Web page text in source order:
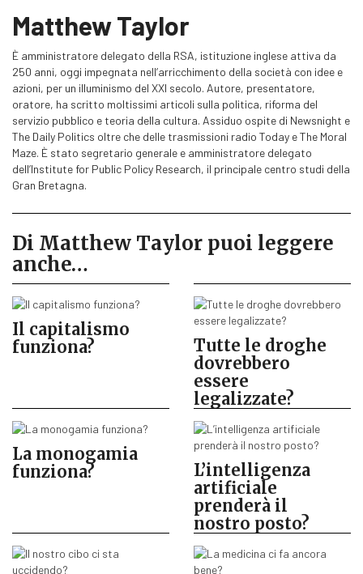
Matthew Taylor
È amministratore delegato della RSA, istituzione inglese attiva da
250 anni, oggi impegnata nell’arricchimento della società con idee e
azioni, per un illuminismo del XXI secolo. Autore, presentatore,
oratore, ha scritto moltissimi articoli sulla politica, riforma del
servizio pubblico e teoria della cultura. Assiduo ospite di Newsnight e
The Daily Politics oltre che delle trasmissioni radio Today e The Moral
Maze. È stato segretario generale e amministratore delegato
dell’Institute for Public Policy Research, il principale centro studi della
Gran Bretagna.
Di Matthew Taylor puoi leggere
anche…
Il capitalismo
funziona?
Tutte le droghe
dovrebbero
essere
legalizzate?
La monogamia
funziona?
L’intelligenza
artificiale
prenderà il
nostro posto?